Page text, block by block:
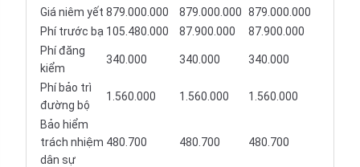
Giá niêm yết 879.000.000 879.000.000 879.000.000
Phí trước bạ 105.480.000 87.900.000
87.900.000
Phí đăng
kiểm
340.000 340.000 340.000
Phí bảo trì
đường bộ
1.560.000 1.560.000 1.560.000
Bảo hiểm
trách nhiệm
dân sự
480.700 480.700 480.700